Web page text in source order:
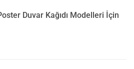
Poster Duvar Kağıdı Modelleri İçin